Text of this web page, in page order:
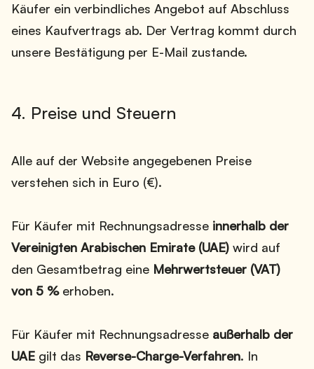
Käufer ein verbindliches Angebot auf Abschluss
eines Kaufvertrags ab. Der Vertrag kommt durch
unsere Bestätigung per E-Mail zustande.
4. Preise und Steuern
Alle auf der Website angegebenen Preise
verstehen sich in Euro (€).
Für Käufer mit Rechnungsadresse innerhalb der
Vereinigten Arabischen Emirate (UAE) wird auf
den Gesamtbetrag eine Mehrwertsteuer (VAT)
von 5 %erhoben.
Für Käufer mit Rechnungsadresse außerhalb der
UAE gilt das Reverse-Charge-Verfahren. In